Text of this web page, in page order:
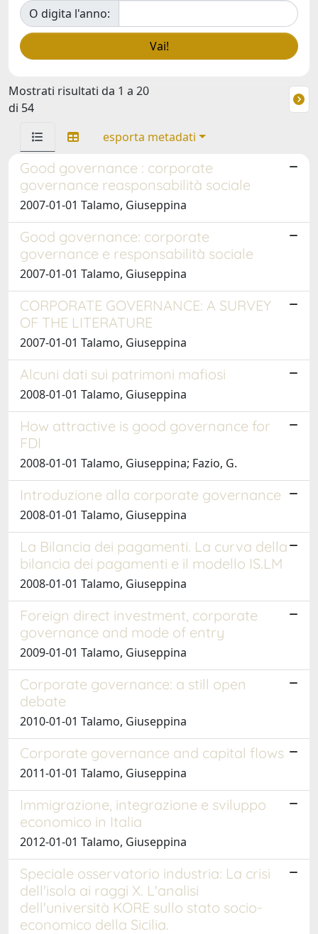
O digita l'anno:
Mostrati risultati da 1 a 20
di 54
esporta metadati
Good governance : corporate
governance reasponsabilità sociale
2007-01-01 Talamo, Giuseppina
Good governance: corporate
governance e responsabilità sociale
2007-01-01 Talamo, Giuseppina
CORPORATE GOVERNANCE: A SURVEY
OF THE LITERATURE
2007-01-01 Talamo, Giuseppina
Alcuni dati sui patrimoni mafiosi
2008-01-01 Talamo, Giuseppina
How attractive is good governance for
FDI
2008-01-01 Talamo, Giuseppina; Fazio, G.
Introduzione alla corporate governance
2008-01-01 Talamo, Giuseppina
La Bilancia dei pagamenti. La curva della
bilancia dei pagamenti e il modello IS.LM
2008-01-01 Talamo, Giuseppina
Foreign direct investment, corporate
governance and mode of entry
2009-01-01 Talamo, Giuseppina
Corporate governance: a still open
debate
2010-01-01 Talamo, Giuseppina
Corporate governance and capital flows
2011-01-01 Talamo, Giuseppina
Immigrazione, integrazione e sviluppo
economico in Italia
2012-01-01 Talamo, Giuseppina
Speciale osservatorio industria: La crisi
dell'isola ai raggi X. L'analisi
dell'università KORE sullo stato socio-
economico della Sicilia.